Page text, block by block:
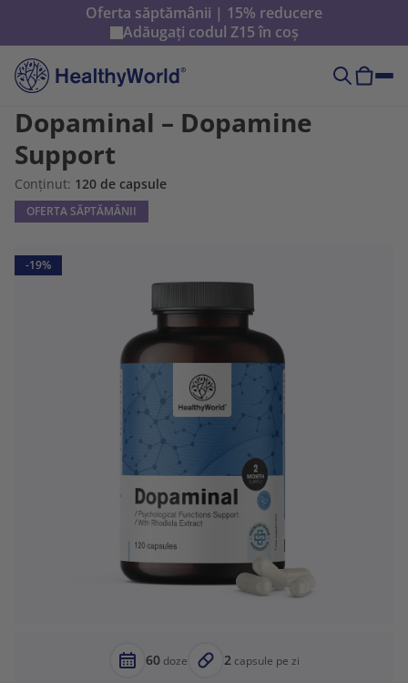
Oferta săptămânii | 15% reducere
Adăugați codul Z15în coș
Dopaminal – Dopamine
Support
Conținut: 120 de capsule
OFERTA SĂPTĂMÂNII
-19%
60doze 2capsule pe zi